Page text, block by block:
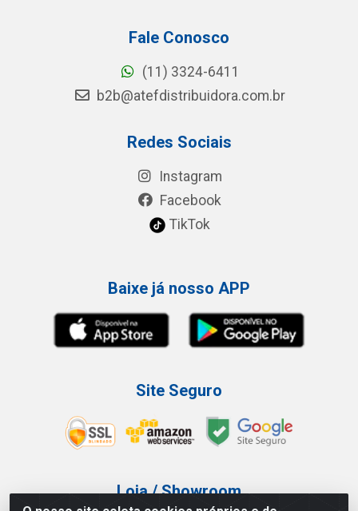
Fale Conosco
(11) 3324-6411
b2b@atefdistribuidora.com.br
Redes Sociais
Instagram
Facebook
TikTok
Baixe já nosso APP
Site Seguro
Loja / Showroom